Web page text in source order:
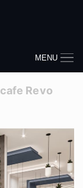
MENU
Revo